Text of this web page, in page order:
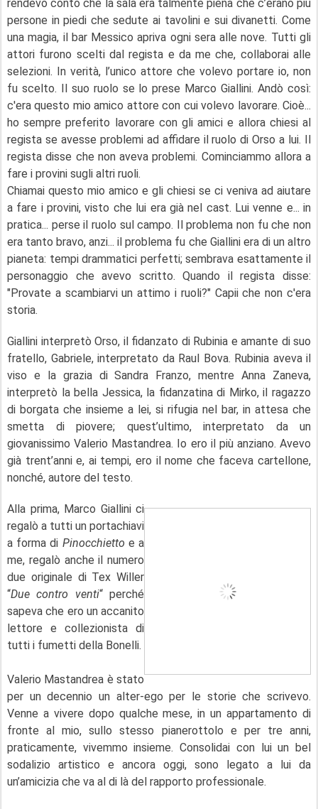
rendevo conto che la sala era talmente piena che c’erano più
persone in piedi che sedute ai tavolini e sui divanetti. Come
una magia, il bar Messico apriva ogni sera alle nove. Tutti gli
attori furono scelti dal regista e da me che, collaborai alle
selezioni. In verità, l’unico attore che volevo portare io, non
fu scelto. Il suo ruolo se lo prese Marco Giallini. Andò così:
c'era questo mio amico attore con cui volevo lavorare. Cioè...
ho sempre preferito lavorare con gli amici e allora chiesi al
regista se avesse problemi ad affidare il ruolo di Orso a lui. Il
regista disse che non aveva problemi. Cominciammo allora a
fare i provini sugli altri ruoli.
Chiamai questo mio amico e gli chiesi se ci veniva ad aiutare
a fare i provini, visto che lui era già nel cast. Lui venne e... in
pratica... perse il ruolo sul campo. Il problema non fu che non
era tanto bravo, anzi... il problema fu che Giallini era di un altro
pianeta: tempi drammatici perfetti; sembrava esattamente il
personaggio che avevo scritto. Quando il regista disse:
"Provate a scambiarvi un attimo i ruoli?" Capii che non c'era
storia.
Giallini interpretò Orso, il fidanzato di Rubinia e amante di suo
fratello, Gabriele, interpretato da Raul Bova. Rubinia aveva il
viso e la grazia di Sandra Franzo, mentre Anna Zaneva,
interpretò la bella Jessica, la fidanzatina di Mirko, il ragazzo
di borgata che insieme a lei, si rifugia nel bar, in attesa che
smetta di piovere; quest’ultimo, interpretato da un
giovanissimo Valerio Mastandrea. Io ero il più anziano. Avevo
già trent’anni e, ai tempi, ero il nome che faceva cartellone,
nonché, autore del testo.
Alla prima, Marco Giallini ci
regalò a tutti un portachiavi
a forma di Pinocchietto e a
me, regalò anche il numero
due originale di Tex Willer
“Due contro venti“ perché
sapeva che ero un accanito
lettore e collezionista di
tutti i fumetti della Bonelli.
Valerio Mastandrea è stato
per un decennio un alter-ego per le storie che scrivevo.
Venne a vivere dopo qualche mese, in un appartamento di
fronte al mio, sullo stesso pianerottolo e per tre anni,
praticamente, vivemmo insieme. Consolidai con lui un bel
sodalizio artistico e ancora oggi, sono legato a lui da
un’amicizia che va al di là del rapporto professionale.